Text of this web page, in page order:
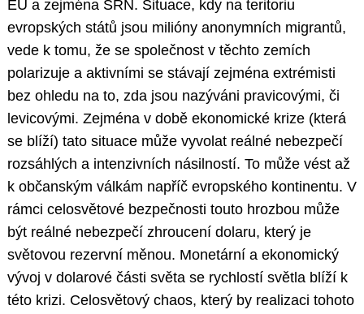
EU a zejména SRN. Situace, kdy na teritoriu
evropských států jsou milióny anonymních migrantů,
vede k tomu, že se společnost v těchto zemích
polarizuje a aktivními se stávají zejména extrémisti
bez ohledu na to, zda jsou nazýváni pravicovými, či
levicovými. Zejména v době ekonomické krize (která
se blíží) tato situace může vyvolat reálné nebezpečí
rozsáhlých a intenzivních násilností. To může vést až
k občanským válkám napříč evropského kontinentu. V
rámci celosvětové bezpečnosti touto hrozbou může
být reálné nebezpečí zhroucení dolaru, který je
světovou rezervní měnou. Monetární a ekonomický
vývoj v dolarové části světa se rychlostí světla blíží k
této krizi. Celosvětový chaos, který by realizaci tohoto